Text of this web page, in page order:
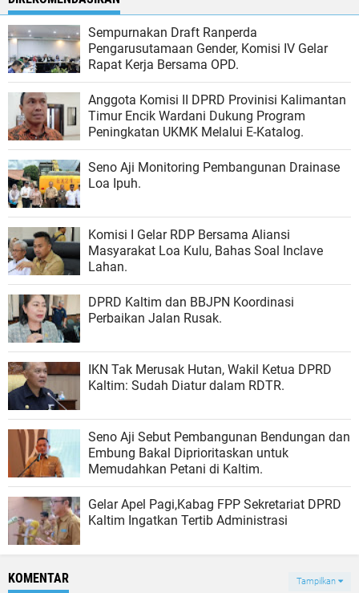
Sempurnakan Draft Ranperda
Pengarusutamaan Gender, Komisi IV Gelar
Rapat Kerja Bersama OPD.
Anggota Komisi II DPRD Provinisi Kalimantan
Timur Encik Wardani Dukung Program
Peningkatan UKMK Melalui E-Katalog.
Seno Aji Monitoring Pembangunan Drainase
Loa Ipuh.
Komisi I Gelar RDP Bersama Aliansi
Masyarakat Loa Kulu, Bahas Soal Inclave
Lahan.
DPRD Kaltim dan BBJPN Koordinasi
Perbaikan Jalan Rusak.
IKN Tak Merusak Hutan, Wakil Ketua DPRD
Kaltim: Sudah Diatur dalam RDTR.
Seno Aji Sebut Pembangunan Bendungan dan
Embung Bakal Diprioritaskan untuk
Memudahkan Petani di Kaltim.
Gelar Apel Pagi,Kabag FPP Sekretariat DPRD
Kaltim Ingatkan Tertib Administrasi
KOMENTAR Tampilkan